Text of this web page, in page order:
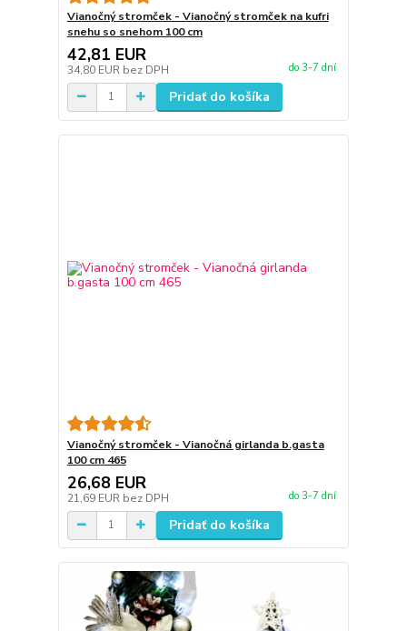
Vianočný stromček - Vianočný stromček na kufri
snehu so snehom 100 cm
42,81 EUR
34,80 EUR bez DPH do 3-7 dní
Pridať do košíka
Vianočný stromček - Vianočná girlanda b.gasta
100 cm 465
26,68 EUR
21,69 EUR bez DPH do 3-7 dní
Pridať do košíka